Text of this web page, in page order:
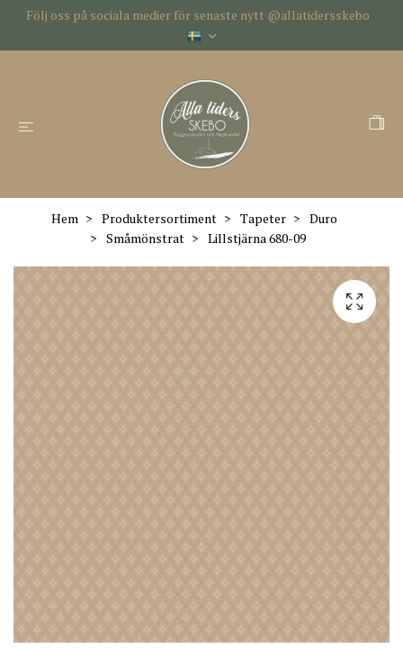
Följ oss på sociala medier för senaste nytt @allatidersskebo
Hem Produktersortiment Tapeter
Duro
Småmönstrat
Lillstjärna 680-09